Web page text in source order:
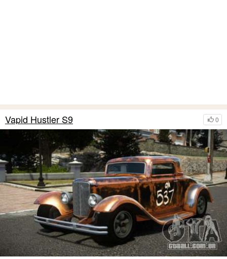
0
Vapid Hustler S9